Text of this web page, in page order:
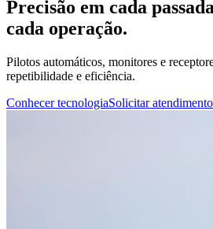
Precisão em cada
cada operação.
Pilotos automáticos, monitores e
repetibilidade e eficiência.
Conhecer tecnologiaSolicitar atendimento